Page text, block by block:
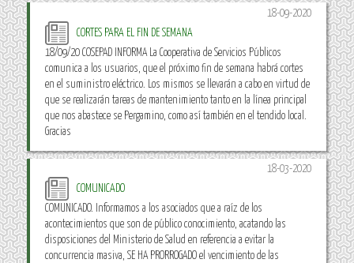
18-09-2020
CORTES PARA EL FIN DE SEMANA
18/09/20 COSEPAD INFORMA La Cooperativa de Servicios Públicos
comunica a los usuarios, que el próximo fin de semana habrá cortes
en el suministro eléctrico. Los mismos se llevarán a cabo en virtud de
que se realizarán tareas de mantenimiento tanto en la línea principal
que nos abastece se Pergamino, como así también en el tendido local.
Gracias
18-03-2020
COMUNICADO
COMUNICADO. Informamos a los asociados que a raíz de los
acontecimientos que son de público conocimiento, acatando las
disposiciones del Ministerio de Salud en referencia a evitar la
concurrencia masiva, SE HA PRORROGADO el vencimiento de las